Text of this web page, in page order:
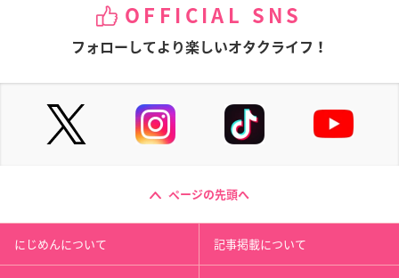
OFFICIAL SNS
フォローしてより楽しいオタクライフ！
ページの先頭へ
にじめんについて 記事掲載について